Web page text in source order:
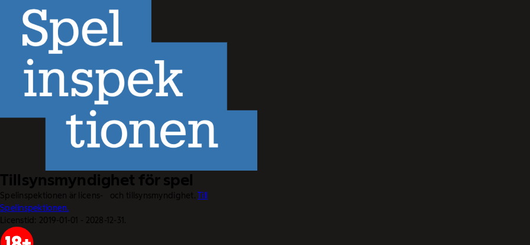
Tillsynsmyndighet för spel
Spelinspektionen är licens- och tillsynsmyndighet.Till
Spelinspektionen.
Licenstid: 2019-01-01 - 2028-12-31.